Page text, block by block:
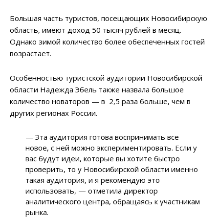
Большая часть туристов, посещающих Новосибирскую
область, имеют доход 50 тысяч рублей в месяц.
Однако зимой количество более обеспеченных гостей
возрастает.
Особенностью туристской аудитории Новосибирской
области Надежда Эбель также назвала большое
количество новаторов — в 2,5 раза больше, чем в
других регионах России.
— Эта аудитория готова воспринимать все
новое, с ней можно экспериментировать. Если у
вас будут идеи, которые вы хотите быстро
проверить, то у Новосибирской области именно
такая аудитория, и я рекомендую это
использовать, — отметила директор
аналитического центра, обращаясь к участникам
рынка.